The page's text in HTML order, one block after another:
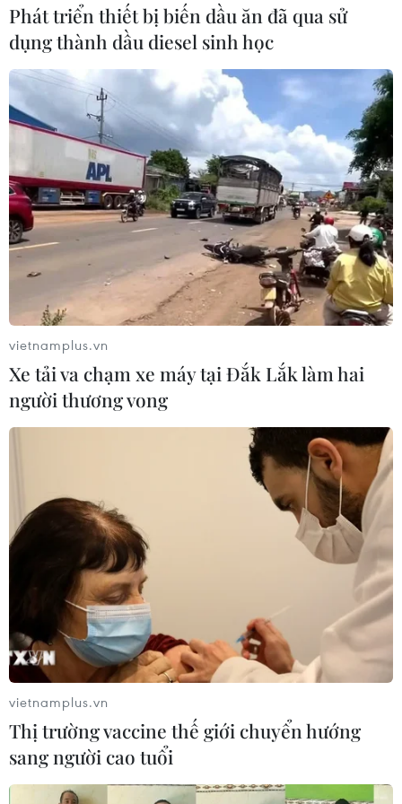
Phát triển thiết bị biến dầu ăn đã qua sử
dụng thành dầu diesel sinh học
vietnamplus.vn
Xe tải va chạm xe máy tại Đắk Lắk làm hai
người thương vong
vietnamplus.vn
Thị trường vaccine thế giới chuyển hướng
sang người cao tuổi